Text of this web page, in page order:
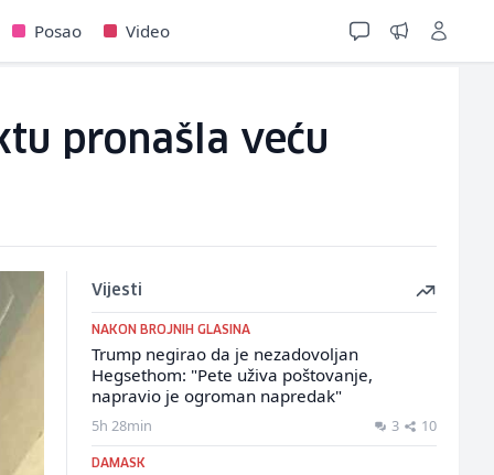
Posao Video
pronašla veću
Vijesti
NAKON BROJNIH GLASINA
Trump negirao da je nezadovoljan
Hegsethom: "Pete uživa poštovanje,
napravio je ogroman napredak"
5h 28min 3 10
DAMASK